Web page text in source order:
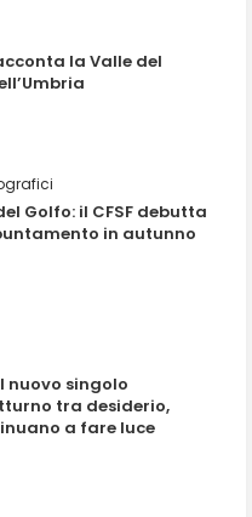
la Valle del
Golfo: il CFSF debutta
in autunno
nuovo singolo
tra desiderio,
a fare luce